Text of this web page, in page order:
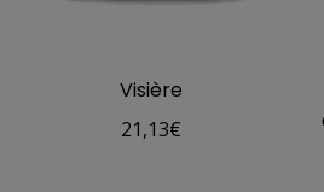
Visière
21,13€